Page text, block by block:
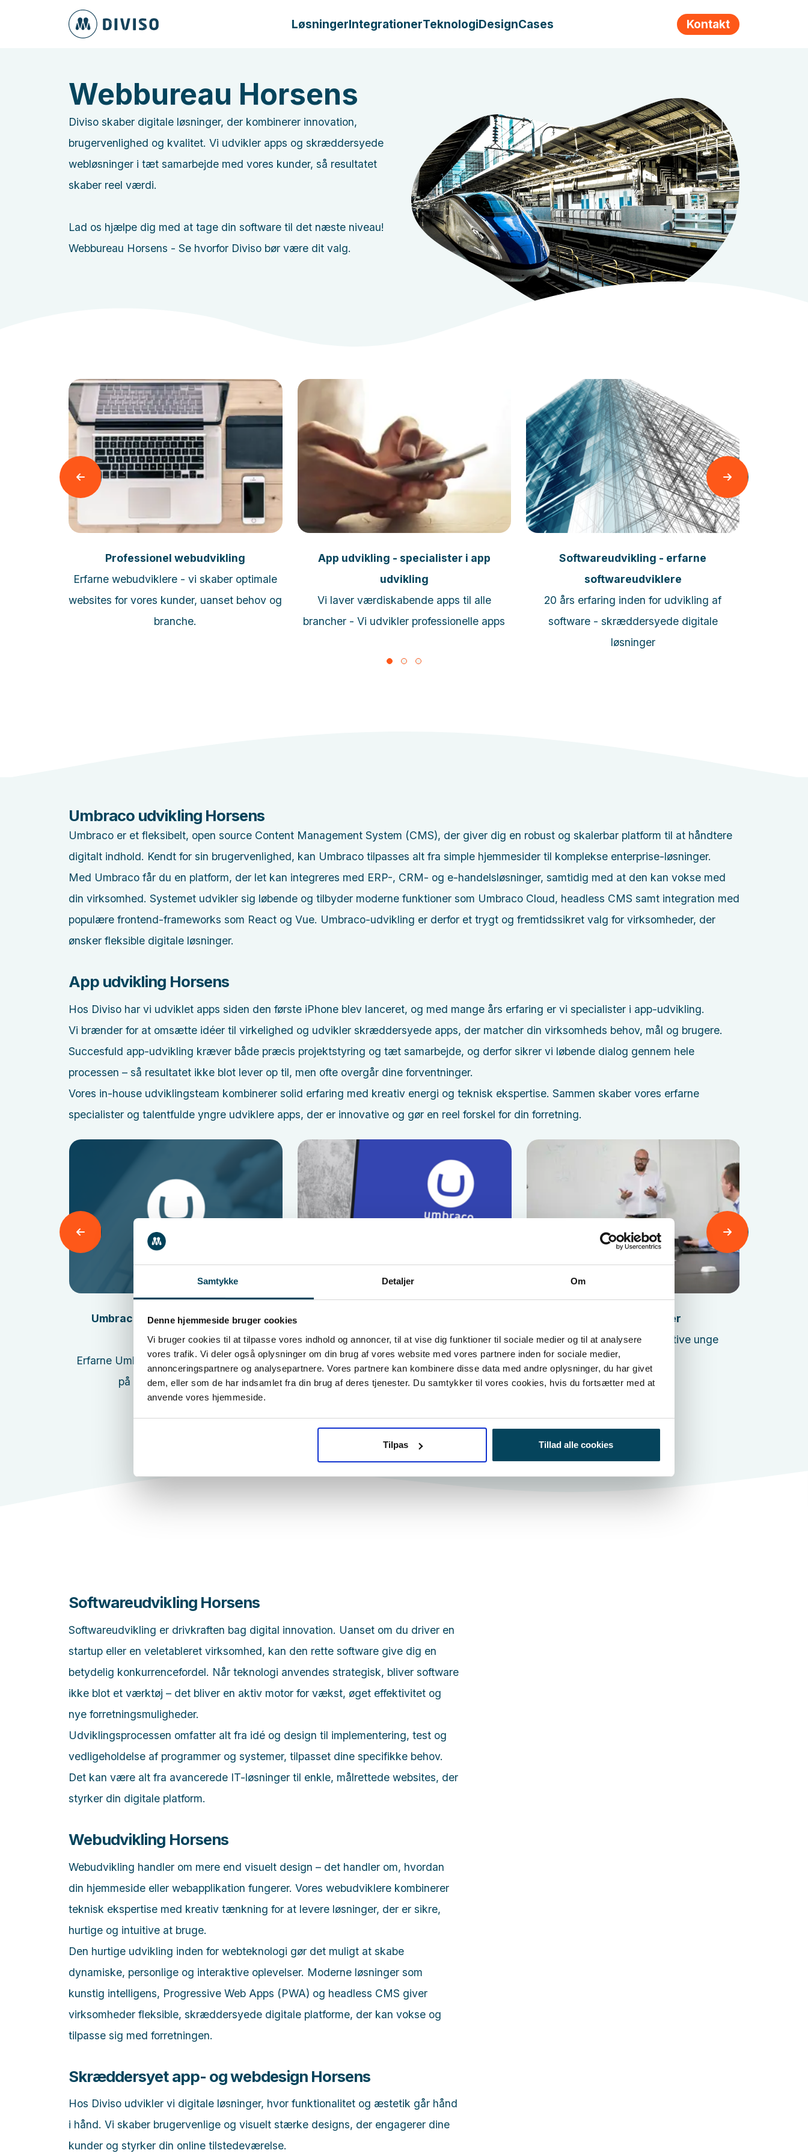
Samtykke Detaljer Om
Denne hjemmeside bruger cookies
Vi bruger cookies til at tilpasse vores indhold og annoncer, til at vise dig funktioner til sociale medier og til at analysere
vores trafik. Vi deler også oplysninger om din brug af vores website med vores partnere inden for sociale medier,
annonceringspartnere og analysepartnere. Vores partnere kan kombinere disse data med andre oplysninger, du har givet
dem, eller som de har indsamlet fra din brug af deres tjenester. Du samtykker til vores cookies, hvis du fortsætter med at
anvende vores hjemmeside.
Tilpas Tillad alle cookies
LøsningerIntegrationerTeknologiDesignCases Kontakt
Webbureau Horsens
Diviso skaber digitale løsninger, der kombinerer innovation,
brugervenlighed og kvalitet. Vi udvikler apps og skræddersyede
webløsninger i tæt samarbejde med vores kunder, så resultatet
skaber reel værdi.
Lad os hjælpe dig med at tage din software til det næste niveau!
Webbureau Horsens - Se hvorfor Diviso bør være dit valg.
Læs mere
Professionel webudvikling
Erfarne webudviklere - vi skaber optimale
websites for vores kunder, uanset behov og
branche.
Læs mere
App udvikling - specialister i app
udvikling
Vi laver værdiskabende apps til alle
brancher - Vi udvikler professionelle apps
Læs mere
Softwareudvikling - erfarne
softwareudviklere
20 års erfaring inden for udvikling af
software - skræddersyede digitale
løsninger
Umbraco udvikling Horsens
Umbraco er et fleksibelt, open source Content Management System (CMS), der giver dig en robust og skalerbar platform til at håndtere
digitalt indhold. Kendt for sin brugervenlighed, kan Umbraco tilpasses alt fra simple hjemmesider til komplekse enterprise-løsninger.
Med Umbraco får du en platform, der let kan integreres med ERP-, CRM- og e-handelsløsninger, samtidig med at den kan vokse med
din virksomhed. Systemet udvikler sig løbende og tilbyder moderne funktioner som Umbraco Cloud, headless CMS samt integration med
populære frontend-frameworks som React og Vue. Umbraco-udvikling er derfor et trygt og fremtidssikret valg for virksomheder, der
ønsker fleksible digitale løsninger.
App udvikling Horsens
Hos Diviso har vi udviklet apps siden den første iPhone blev lanceret, og med mange års erfaring er vi specialister i app-udvikling.
Vi brænder for at omsætte idéer til virkelighed og udvikler skræddersyede apps, der matcher din virksomheds behov, mål og brugere.
Succesfuld app-udvikling kræver både præcis projektstyring og tæt samarbejde, og derfor sikrer vi løbende dialog gennem hele
processen – så resultatet ikke blot lever op til, men ofte overgår dine forventninger.
Vores in-house udviklingsteam kombinerer solid erfaring med kreativ energi og teknisk ekspertise. Sammen skaber vores erfarne
specialister og talentfulde yngre udviklere apps, der er innovative og gør en reel forskel for din forretning.
Læs mere
Umbraco partner - specialister i
Umbraco
Erfarne Umbraco udviklere - vi har fokus
på Umbraco platformen
Læs mere
Umbraco-videreudvikling, redesign,
support og opgraderinger
Udviklingspartner
Erfarne eksperter og kreative unge
udviklere
Softwareudvikling Horsens
Softwareudvikling er drivkraften bag digital innovation. Uanset om du driver en
startup eller en veletableret virksomhed, kan den rette software give dig en
betydelig konkurrencefordel. Når teknologi anvendes strategisk, bliver software
ikke blot et værktøj – det bliver en aktiv motor for vækst, øget effektivitet og
nye forretningsmuligheder.
Udviklingsprocessen omfatter alt fra idé og design til implementering, test og
vedligeholdelse af programmer og systemer, tilpasset dine specifikke behov.
Det kan være alt fra avancerede IT-løsninger til enkle, målrettede websites, der
styrker din digitale platform.
Webudvikling Horsens
Webudvikling handler om mere end visuelt design – det handler om, hvordan
din hjemmeside eller webapplikation fungerer. Vores webudviklere kombinerer
teknisk ekspertise med kreativ tænkning for at levere løsninger, der er sikre,
hurtige og intuitive at bruge.
Den hurtige udvikling inden for webteknologi gør det muligt at skabe
dynamiske, personlige og interaktive oplevelser. Moderne løsninger som
kunstig intelligens, Progressive Web Apps (PWA) og headless CMS giver
virksomheder fleksible, skræddersyede digitale platforme, der kan vokse og
tilpasse sig med forretningen.
Skræddersyet app- og webdesign Horsens
Hos Diviso udvikler vi digitale løsninger, hvor funktionalitet og æstetik går hånd
i hånd. Vi skaber brugervenlige og visuelt stærke designs, der engagerer dine
kunder og styrker din online tilstedeværelse.